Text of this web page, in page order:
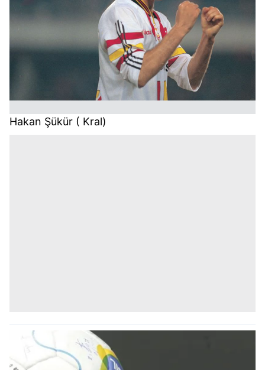
Hakan Şükür ( Kral)